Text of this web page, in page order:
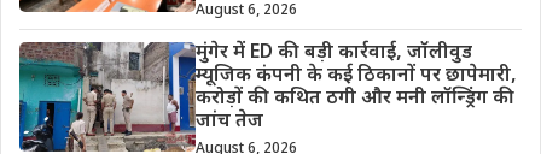
August 6, 2026
मुंगेर में ED की बड़ी कार्रवाई, जॉलीवुड
म्यूजिक कंपनी के कई ठिकानों पर छापेमारी,
करोड़ों की कथित ठगी और मनी लॉन्ड्रिंग की
जांच तेज
August 6, 2026